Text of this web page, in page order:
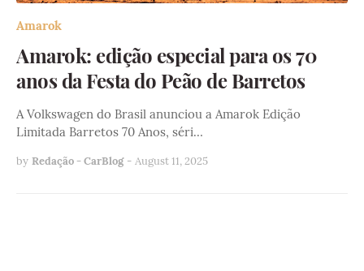
Amarok
Amarok: edição especial para os 70
anos da Festa do Peão de Barretos
A Volkswagen do Brasil anunciou a Amarok Edição
Limitada Barretos 70 Anos, séri…
by Redação - CarBlog - August 11, 2025